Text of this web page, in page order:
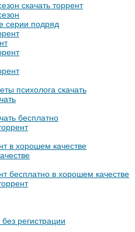
скачать торрент
серии подряд
психолога скачать
бесплатно
в хорошем качестве
бесплатно в хорошем качестве
регистрации